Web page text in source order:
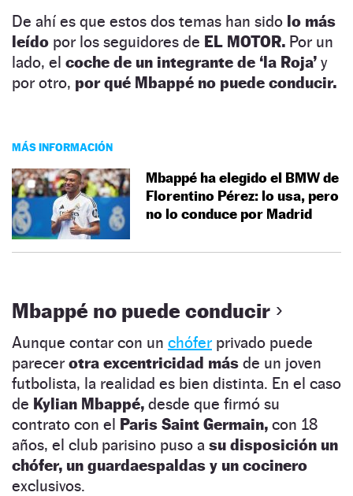
De ahí es que estos dos temas han sido lo más
leído por los seguidores de EL MOTOR. Por un
lado, el coche de un integrante de ‘la Roja’ y
por otro, por qué Mbappé no puede conducir.
MÁS INFORMACIÓN
Mbappé ha elegido el BMW de
Florentino Pérez: lo usa, pero
no lo conduce por Madrid
Mbappé no puede conducir
Aunque contar con un chófer privado puede
parecer otra excentricidad más de un joven
futbolista, la realidad es bien distinta. En el caso
de Kylian Mbappé, desde que firmó su
contrato con el Paris Saint Germain, con 18
años, el club parisino puso a su disposición un
chófer, un guardaespaldas y un cocinero
exclusivos.